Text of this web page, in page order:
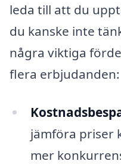
leda till att du
du kanske inte
några viktiga
flera erbjudanden:
jämföra priser
mer